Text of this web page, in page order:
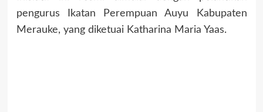
pengurus Ikatan Perempuan Auyu Kabupaten
Merauke, yang diketuai Katharina Maria Yaas.